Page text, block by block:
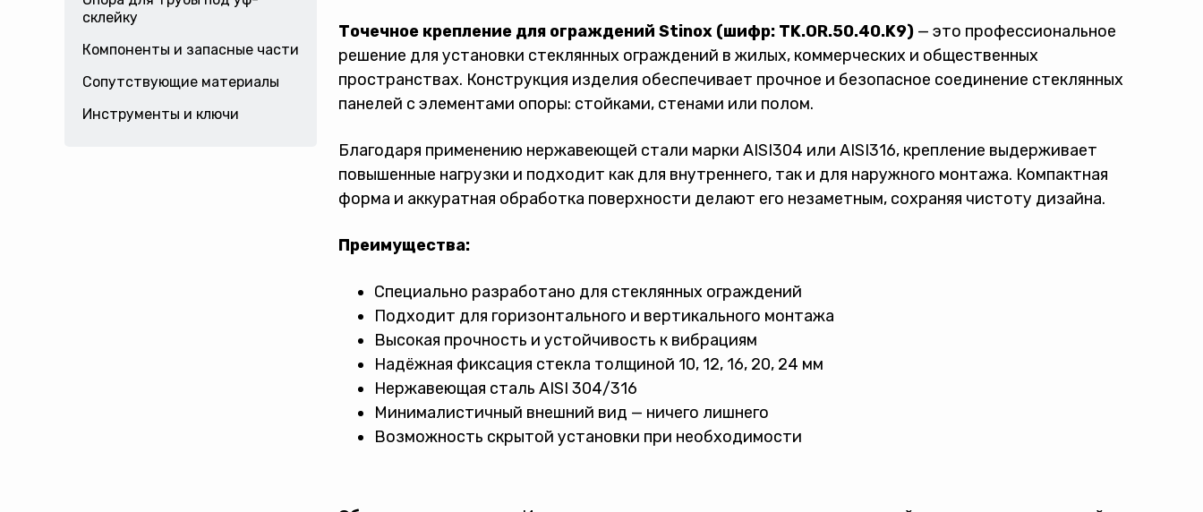
склейку
Компоненты и запасные части
Сопутствующие материалы
Инструменты и ключи
Точечное крепление для ограждений Stinox (шифр: TK.OR.50.40.K9) — это профессиональное
решение для установки стеклянных ограждений в жилых, коммерческих и общественных
пространствах. Конструкция изделия обеспечивает прочное и безопасное соединение стеклянных
панелей с элементами опоры: стойками, стенами или полом.
Благодаря применению нержавеющей стали марки AISI304 или AISI316, крепление выдерживает
повышенные нагрузки и подходит как для внутреннего, так и для наружного монтажа. Компактная
форма и аккуратная обработка поверхности делают его незаметным, сохраняя чистоту дизайна.
Преимущества:
Специально разработано для стеклянных ограждений
Подходит для горизонтального и вертикального монтажа
Высокая прочность и устойчивость к вибрациям
Надёжная фиксация стекла толщиной 10, 12, 16, 20, 24 мм
Нержавеющая сталь AISI 304/316
Минималистичный внешний вид — ничего лишнего
Возможность скрытой установки при необходимости